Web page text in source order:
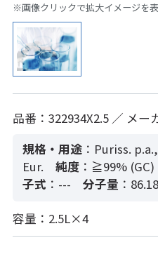
※画像クリックで拡大イメージを
品番：322934X2.5 ／ メー
規格・用途 ：Puriss.
Eur.
純度：≧99% (GC)
子式 ：--- 分子量 ：86.18
容量：2.5L×4